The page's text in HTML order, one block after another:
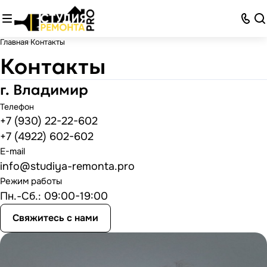
Главная Контакты
Контакты
г. Владимир
Телефон
+7 (930) 22-22-602
+7 (4922) 602-602
E-mail
info@studiya-remonta.pro
Режим работы
Пн.-Сб.: 09:00-19:00
Свяжитесь с нами